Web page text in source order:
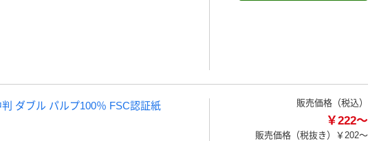
ダブル パルプ100％ FSC認証紙 販売価格（税込）
￥222～
販売価格（税抜き） ￥202～